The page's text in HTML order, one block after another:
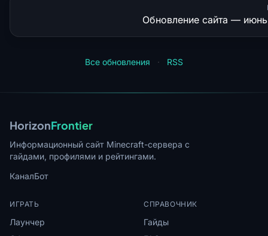
Обновление сайта —
Все обновления · RSS
HorizonFrontier
Информационный сайт Minecraft-сервера с
гайдами, профилями и рейтингами.
КаналБот
ИГРАТЬ
Лаунчер
СПРАВОЧНИК
Гайды